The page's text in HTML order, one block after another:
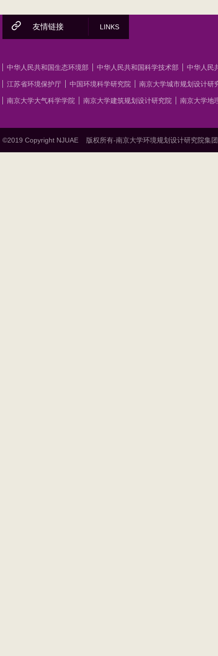
友情链接 LINKS
中华人民共和国生态环境部 中华人民共和国科学技术部 中华人民
江苏省环境保护厅 中国环境科学研究院 南京大学城市规划设计研
南京大学大气科学学院 南京大学建筑规划设计研究院 南京大学地
©2019 Copyright NJUAE 版权所有-南京大学环境规划设计研究院集